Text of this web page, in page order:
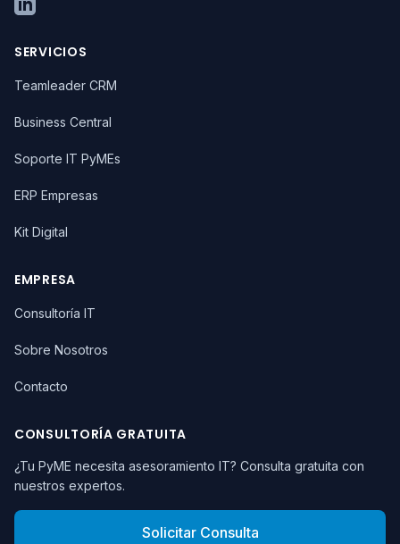
SERVICIOS
Teamleader CRM
Business Central
Soporte IT PyMEs
ERP Empresas
Kit Digital
EMPRESA
Consultoría IT
Sobre Nosotros
Contacto
CONSULTORÍA GRATUITA
¿Tu PyME necesita asesoramiento IT? Consulta gratuita con
nuestros expertos.
Solicitar Consulta